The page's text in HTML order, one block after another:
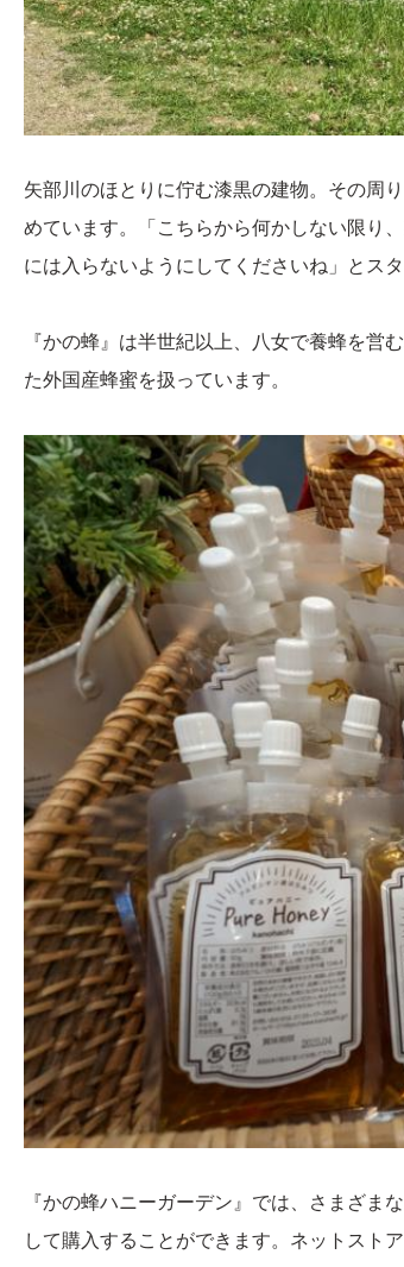
矢部川のほとりに佇む漆黒の建物。その周
めています。「こちらから何かしない限り
には入らないようにしてくださいね」とスタ
『かの蜂』は半世紀以上、八女で養蜂を営
た外国産蜂蜜を扱っています。
『かの蜂ハニーガーデン』では、さまざま
して購入することができます。ネットスト